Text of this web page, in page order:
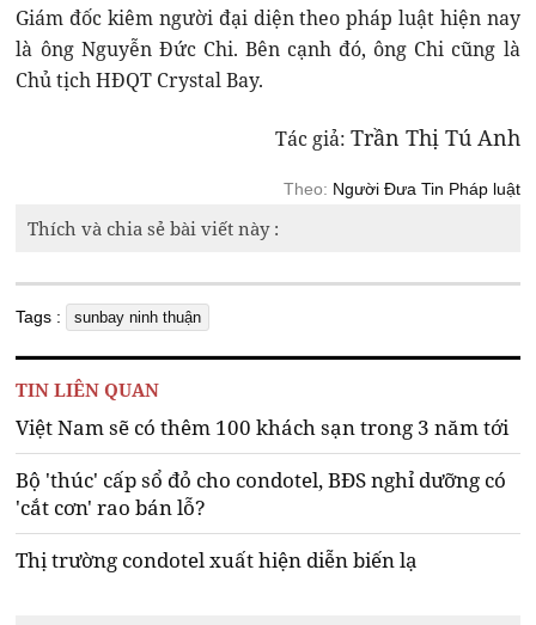
Giám đốc kiêm người đại diện theo pháp luật hiện nay
là ông Nguyễn Đức Chi. Bên cạnh đó, ông Chi cũng là
Chủ tịch HĐQT Crystal Bay.
Tác giả: Trần Thị Tú Anh
Theo: Người Đưa Tin Pháp luật
Thích và chia sẻ bài viết này :
Tags : sunbay ninh thuận
TIN LIÊN QUAN
Việt Nam sẽ có thêm 100 khách sạn trong 3 năm tới
Bộ 'thúc' cấp sổ đỏ cho condotel, BĐS nghỉ dưỡng có
'cắt cơn' rao bán lỗ?
Thị trường condotel xuất hiện diễn biến lạ